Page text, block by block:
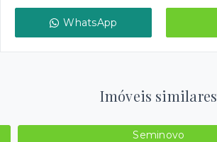
WhatsApp
Imóveis similares
Seminovo